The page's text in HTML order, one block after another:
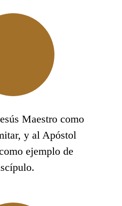
Maestro como
y al Apóstol
ejemplo de